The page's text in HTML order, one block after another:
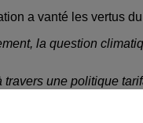
a vanté les vertus
la question
une politique
euro mais de 1,15